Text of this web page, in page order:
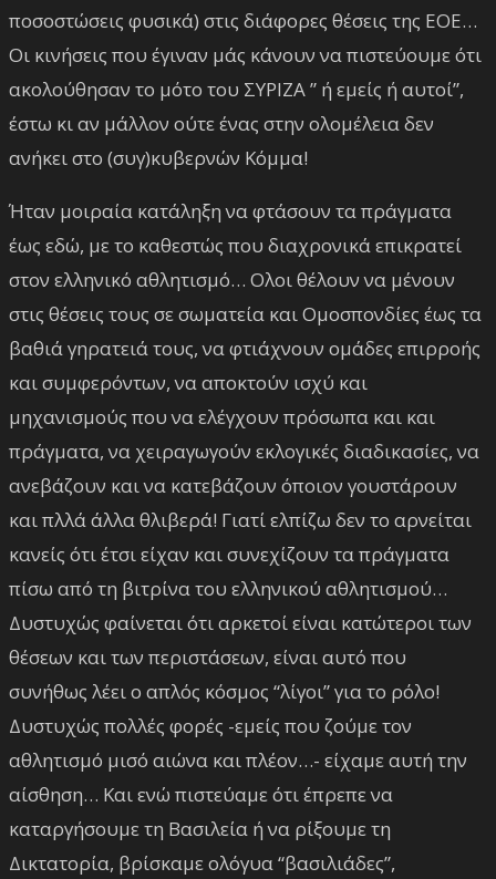
ποσοστώσεις φυσικά) στις διάφορες θέσεις της ΕΟΕ…
Οι κινήσεις που έγιναν μάς κάνουν να πιστεύουμε ότι
ακολούθησαν το μότο του ΣΥΡΙΖΑ ” ή εμείς ή αυτοί”,
έστω κι αν μάλλον ούτε ένας στην ολομέλεια δεν
ανήκει στο (συγ)κυβερνών Κόμμα!
Ήταν μοιραία κατάληξη να φτάσουν τα πράγματα
έως εδώ, με το καθεστώς που διαχρονικά επικρατεί
στον ελληνικό αθλητισμό… Ολοι θέλουν να μένουν
στις θέσεις τους σε σωματεία και Ομοσπονδίες έως τα
βαθιά γηρατειά τους, να φτιάχνουν ομάδες επιρροής
και συμφερόντων, να αποκτούν ισχύ και
μηχανισμούς που να ελέγχουν πρόσωπα και και
πράγματα, να χειραγωγούν εκλογικές διαδικασίες, να
ανεβάζουν και να κατεβάζουν όποιον γουστάρουν
και πλλά άλλα θλιβερά! Γιατί ελπίζω δεν το αρνείται
κανείς ότι έτσι είχαν και συνεχίζουν τα πράγματα
πίσω από τη βιτρίνα του ελληνικού αθλητισμού…
Δυστυχώς φαίνεται ότι αρκετοί είναι κατώτεροι των
θέσεων και των περιστάσεων, είναι αυτό που
συνήθως λέει ο απλός κόσμος “λίγοι” για το ρόλο!
Δυστυχώς πολλές φορές -εμείς που ζούμε τον
αθλητισμό μισό αιώνα και πλέον…- είχαμε αυτή την
αίσθηση… Και ενώ πιστεύαμε ότι έπρεπε να
καταργήσουμε τη Βασιλεία ή να ρίξουμε τη
Δικτατορία, βρίσκαμε ολόγυα “βασιλιάδες”,